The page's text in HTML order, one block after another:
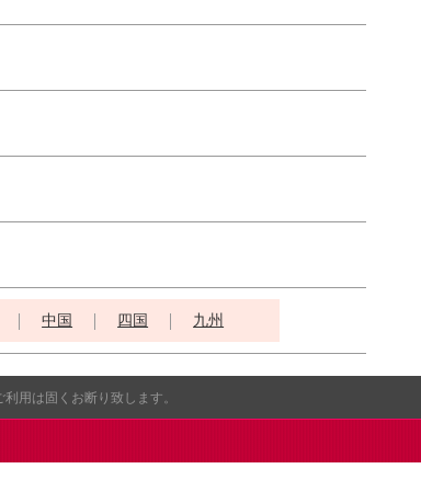
中国 四国 九州
用は固くお断り致します。